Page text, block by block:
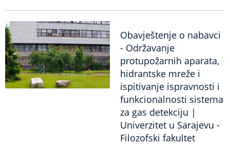
Obavještenje o nabavci
- Održavanje
protupožarnih aparata,
hidrantske mreže i
ispitivanje ispravnosti i
funkcionalnosti sistema
za gas detekciju |
Univerzitet u Sarajevu -
Filozofski fakultet